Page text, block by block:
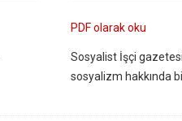
PDF olarak oku
Sosyalist İşçi
sosyalizm hakkında